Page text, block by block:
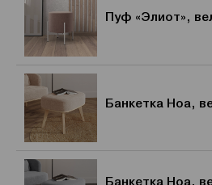
Пуф «Элиот»,
Банкетка Ноа,
Банкетка Ноа,